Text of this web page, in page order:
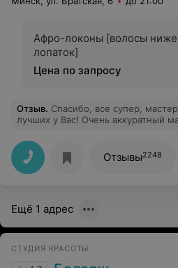
Афро-локоны [волосы ниже
лопаток]
Цена по запросу
Отзыв. Спасибо, все супер,
лучших у Вас! Очень аккуратный
Отзывы2248
Ещё 1 адрес
СТУДИЯ КРАСОТЫ